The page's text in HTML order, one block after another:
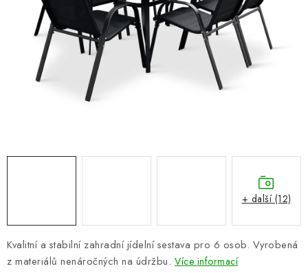
DOPLŇKY
PERGOLY
GRILY
NOVINKY
Nákup na splátky ESSOX
Kvalitní a stabilní zahradní jídelní sestava pro 6 osob. Vyrobená
z materiálů nenáročných na údržbu. Více informací
+ další (12)